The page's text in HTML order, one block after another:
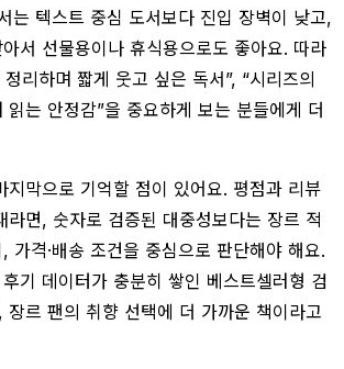
는 텍스트 중심 도서보다 진입 장벽이 낮고,
서 선물용이나 휴식용으로도 좋아요. 따라
리하며 짧게 웃고 싶은 독서”, “시리즈의
읽는 안정감”을 중요하게 보는 분들에게 더
지막으로 기억할 점이 있어요. 평점과 리뷰
라면, 숫자로 검증된 대중성보다는 장르 적
가격·배송 조건을 중심으로 판단해야 해요.
기 데이터가 충분히 쌓인 베스트셀러형 검
장르 팬의 취향 선택에 더 가까운 책이라고